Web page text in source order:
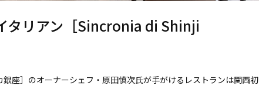
タリアン［Sincronia di Shinji
座］のオーナーシェフ・原田慎次氏が手がけるレストランは関西初